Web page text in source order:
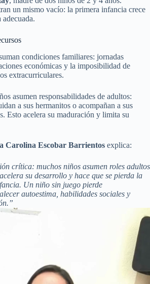
un mismo vacío: la primera infancia crece
condiciones familiares: jornadas
económicas y la imposibilidad de
extracurriculares.
asumen responsabilidades de adultos:
a sus hermanitos o acompañan a sus
Esto acelera su maduración y limita su
Carolina Escobar Barrientos explica:
crítica: muchos niños asumen roles adultos
su desarrollo y hace que se pierda la
Un niño sin juego pierde
autoestima, habilidades sociales y